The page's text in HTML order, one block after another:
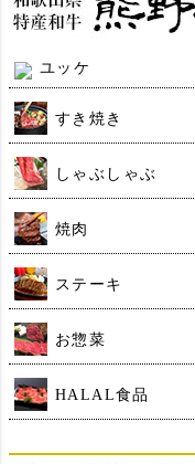
ユッケ
すき焼き
しゃぶしゃぶ
焼肉
ステーキ
お惣菜
HALAL食品